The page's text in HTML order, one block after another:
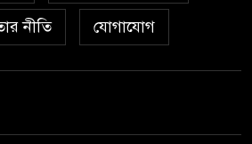
নীতি যোগাযোগ